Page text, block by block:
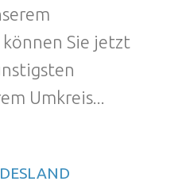
Sie jetzt
Umkreis...